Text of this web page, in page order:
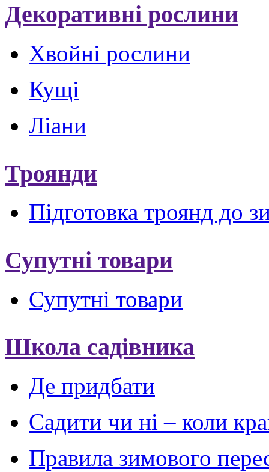
Декоративні рослини
Хвойні рослини
Кущі
Ліани
Троянди
Підготовка троянд до
Супутні товари
Супутні товари
Школа садівника
Де придбати
Садити чи ні – коли
Правила зимового